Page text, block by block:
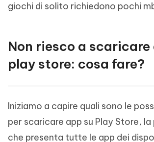
giochi di solito richiedono pochi
Non riesco a scaricare
play store: cosa fare?
Iniziamo a capire quali sono le
per scaricare app su Play Store,
che presenta tutte le app dei